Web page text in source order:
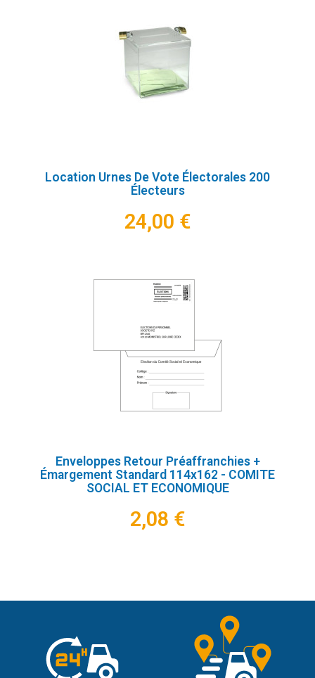
Location Urnes De Vote Électorales 200
Électeurs
24,00 €
Enveloppes Retour Préaffranchies +
Émargement Standard 114x162 - COMITE
SOCIAL ET ECONOMIQUE
2,08 €